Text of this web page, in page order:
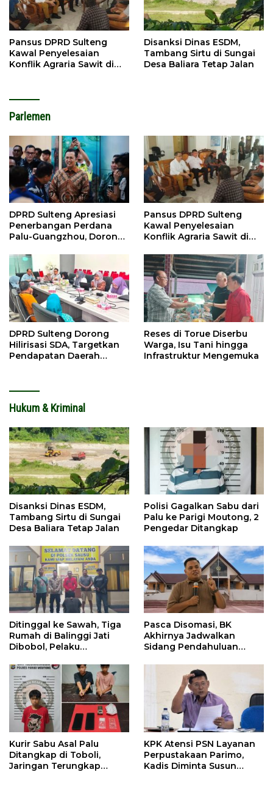
Pansus DPRD Sulteng
Kawal Penyelesaian
Konflik Agraria Sawit di
Disanksi Dinas ESDM,
Tambang Sirtu di Sungai
Desa Baliara Tetap Jalan
Parlemen
DPRD Sulteng Apresiasi
Penerbangan Perdana
Palu-Guangzhou, Dorong
Pansus DPRD Sulteng
Kawal Penyelesaian
Konflik Agraria Sawit di
DPRD Sulteng Dorong
Hilirisasi SDA, Targetkan
Pendapatan Daerah
Reses di Torue Diserbu
Warga, Isu Tani hingga
Infrastruktur Mengemuka
Hukum & Kriminal
Disanksi Dinas ESDM,
Tambang Sirtu di Sungai
Desa Baliara Tetap Jalan
Polisi Gagalkan Sabu dari
Palu ke Parigi Moutong, 2
Pengedar Ditangkap
Ditinggal ke Sawah, Tiga
Rumah di Balinggi Jati
Dibobol, Pelaku
Pasca Disomasi, BK
Akhirnya Jadwalkan
Sidang Pendahuluan
Kurir Sabu Asal Palu
Ditangkap di Toboli,
Jaringan Terungkap
KPK Atensi PSN Layanan
Perpustakaan Parimo,
Kadis Diminta Susun